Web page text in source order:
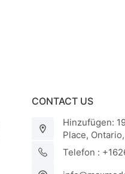
CONTACT US
Hinzufügen:
Place,
Telefon :